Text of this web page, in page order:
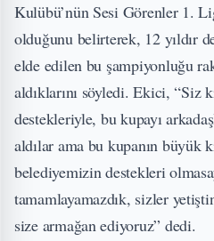
Kulübü’nün Sesi Görenler 1.
olduğunu belirterek, 12 yıldır
elde edilen bu şampiyonluğu
aldıklarını söyledi. Ekici, “Siz
destekleriyle, bu kupayı
aldılar ama bu kupanın büyük
belediyemizin destekleri
tamamlayamazdık, sizler
size armağan ediyoruz” dedi.